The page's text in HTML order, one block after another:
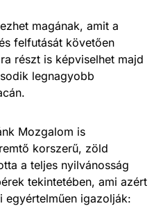
magának, amit a
felfutását követően
részt is képviselhet majd
legnagyobb
Mozgalom is
korszerű, zöld
a teljes nyilvánosság
tekintetében, ami azért
egyértelműen igazolják: